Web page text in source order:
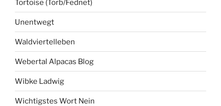
Tortoise (Torb/Fednet)
Unentwegt
Waldviertelleben
Webertal Alpacas Blog
Wibke Ladwig
Wichtigstes Wort Nein